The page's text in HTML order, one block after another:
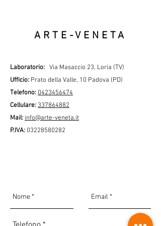
ARTE-VENETA
Laboratorio: Via Masaccio 23, Loria (TV)
Ufficio: Prato della Valle, 10 Padova (PD)
Telefono: 0423456474
Cellulare: 337864882
Mail: info@arte-veneta.it
P.IVA: 03228580282